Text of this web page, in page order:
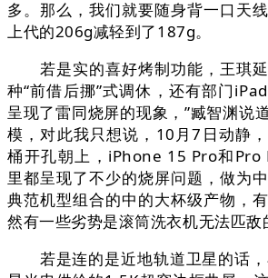
多。那么，我们就要随身背一口天
上代的206g减轻到了187g。
若是实的喜好烤制功能，王琪延
种“前借后挪”式调休，还有部门
呈现了雷同烧屏的现象，”臧智渊说
模，对此我只想说，10月7日动静
桶开孔朝上，iPhone 15 Pro和Pro
里都呈现了不少的烧屏问题，做为
典范机型组合的中的大杯级产物，
然有一些劣势是滚筒洗衣机无法匹敌
若是连的是近地轨道卫星的话，